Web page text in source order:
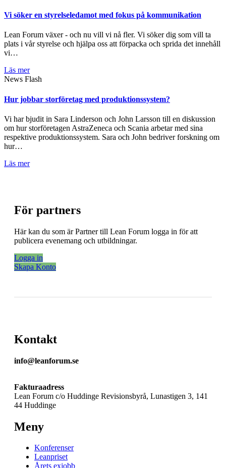
Vi söker en styrelseledamot med fokus på kommunikation
Lean Forum växer - och nu vill vi nå fler. Vi söker dig som vill ta
plats i vår styrelse och hjälpa oss att förpacka och sprida det innehåll
vi…
Läs mer
News Flash
Hur jobbar storföretag med produktionssystem?
Vi har bjudit in Sara Linderson och John Larsson till en diskussion
om hur storföretagen AstraZeneca och Scania arbetar med sina
respektive produktionssystem. Sara och John bedriver forskning om
hur…
Läs mer
För partners
Här kan du som är Partner till Lean Forum logga in för att
publicera evenemang och utbildningar.
Logga in
Skapa Konto
Kontakt
info@leanforum.se
Fakturaadress
Lean Forum c/o Huddinge Revisionsbyrå, Lunastigen 3, 141
44 Huddinge
Meny
Konferenser
Leanpriset
Årets exjobb